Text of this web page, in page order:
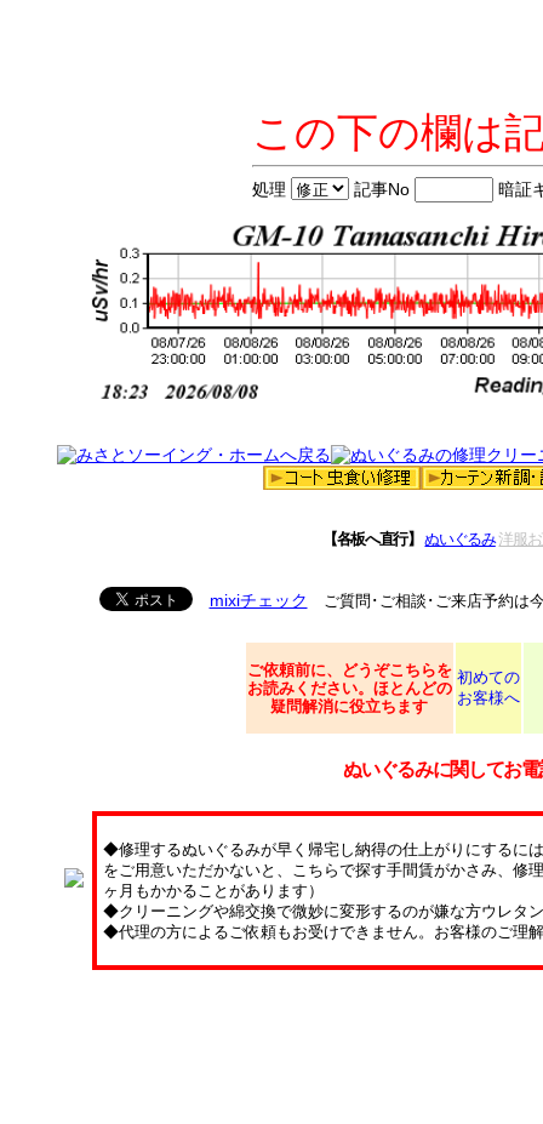
この下の欄は
処理 記事No 暗証
【各板へ直行】 ぬいぐるみ 洋服
mixiチェック ご質問･ご相談･ご来店予約は
ご依頼前に、どうぞこちらを
お読みください。ほとんどの
疑問解消に役立ちます
初めての
お客様へ
ぬいぐるみに関してお
◆修理するぬいぐるみが早く帰宅し納得の仕上がりにするに
をご用意いただかないと、こちらで探す手間賃がかさみ、修
ヶ月もかかることがあります）
◆クリーニングや綿交換で微妙に変形するのが嫌な方ウレタ
◆代理の方によるご依頼もお受けできません。お客様のご理